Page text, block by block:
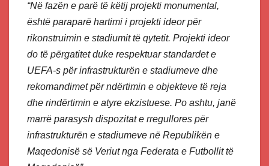
“Në fazën e parë të këtij projekti monumental,
është paraparë hartimi i projekti ideor për
rikonstruimin e stadiumit të qytetit. Projekti ideor
do të përgatitet duke respektuar standardet e
UEFA-s për infrastrukturën e stadiumeve dhe
rekomandimet për ndërtimin e objekteve të reja
dhe rindërtimin e atyre ekzistuese. Po ashtu, janë
marrë parasysh dispozitat e rregullores për
infrastrukturën e stadiumeve në Republikën e
Maqedonisë së Veriut nga Federata e Futbollit të